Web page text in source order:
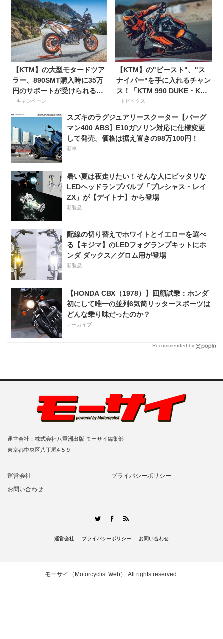
【KTM】の大型モタードツア
ラー、890SMT購入時に35万
円のサポートが受けられるキ
ャンペーンを実施中！
キャンペーン
【KTM】の"ビースト"、"ス
ナイパー"を手に入れるチャン
ス！「KTM 990 DUKE・KTM
1390 SUPER DUKE R EVO
購入サポートキャンペーン」
トピックス
スズキのラグジュアリースクーター【バーグ
マン400 ABS】E10ガソリン対応に仕様変更
して発売。価格は据え置きの98万100円！
新車
暑い夏は夜走りたい！そんな人にピッタリな
LEDヘッドランプバルブ「プレシャス・レイ
ZX」が【デイトナ】から登場
新製品
配線の切り替えでホワイトとイエローを選べ
る【キジマ】のLEDフォグランプキットにホ
ンダ ダックス／グロム用が登場
新製品
【HONDA CBX（1978）】回顧試乗：ホンダ
初にして唯一の並列6気筒リッタースポーツは
どんな乗り味だったのか？
アーカイブ
Recommended by
運営会社：株式会社八重洲出版 モーサイ編集部
東京都中央区八丁堀4-5-9
運営会社
プライバシーポリシー
お問い合わせ
TwitterFacebook
運営会社 プライバシーポリシー お問い合わせ
モーサイ（Motorcyclist Web） All rights reserved.